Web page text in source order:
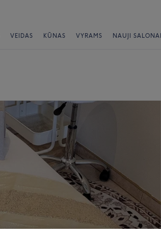
VEIDAS KŪNAS VYRAMS NAUJI SALONAI